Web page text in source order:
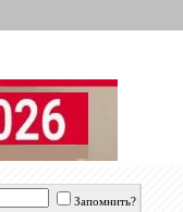
Запомнить?